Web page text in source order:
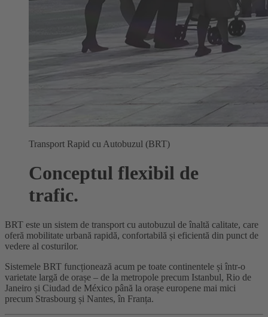
Transport Rapid cu Autobuzul (BRT)
Conceptul flexibil de
trafic.
BRT este un sistem de transport cu autobuzul de înaltă calitate, care
oferă mobilitate urbană rapidă, confortabilă și eficientă din punct de
vedere al costurilor.
Sistemele BRT funcționează acum pe toate continentele și într-o
varietate largă de orașe – de la metropole precum Istanbul, Rio de
Janeiro și Ciudad de México până la orașe europene mai mici
precum Strasbourg și Nantes, în Franța.